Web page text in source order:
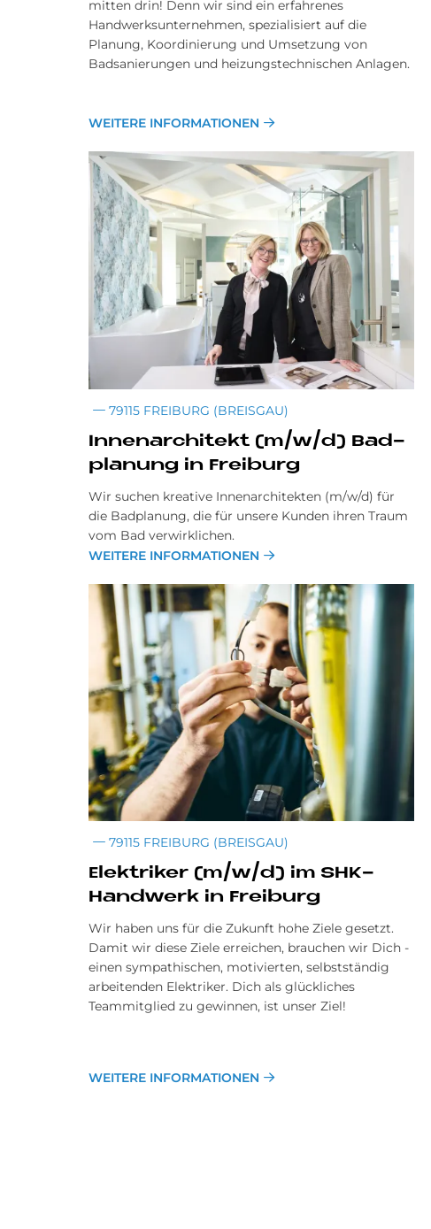
mitten drin! Denn wir sind ein erfahrenes
Handwerksunternehmen, spezialisiert auf die
Planung, Koordinierung und Umsetzung von
Badsanierungen und heizungstechnischen Anlagen.
WEITERE INFORMATIONEN
79115 FREIBURG (BREISGAU)
In­nen­ar­chi­te­kt (m/w/d) Bad­
pla­nung in Frei­burg
Wir suchen kreative Innenarchitekten (m/w/d) für
die Badplanung, die für unsere Kunden ihren Traum
vom Bad verwirklichen.
WEITERE INFORMATIONEN
79115 FREIBURG (BREISGAU)
Elek­tri­ker (m/w/d) im SHK-
Hand­werk in Frei­burg
Wir haben uns für die Zukunft hohe Ziele gesetzt.
Damit wir diese Ziele erreichen, brauchen wir Dich -
einen sympathischen, motivierten, selbstständig
arbeitenden Elektriker. Dich als glückliches
Teammitglied zu gewinnen, ist unser Ziel!
WEITERE INFORMATIONEN